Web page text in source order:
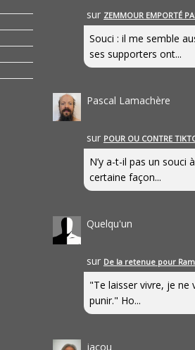
sur ZEMMOUR EMPORTÉ
Souci : il me semble
ses supporters ont...
Pascal Lamachère
sur POUR OU CONTRE
N’y a-t-il pas un souci
certaine façon...
Quelqu'un
sur De la retenue pour
"Te laisser vivre, je ne
punir." Ho...
jacou